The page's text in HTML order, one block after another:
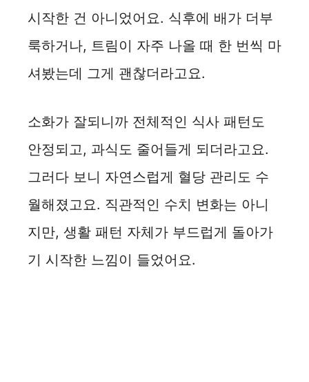
시작한 건 아니었어요. 식후에 배가 더부
룩하거나, 트림이 자주 나올 때 한 번씩 마
셔봤는데 그게 괜찮더라고요.
소화가 잘되니까 전체적인 식사 패턴도
안정되고, 과식도 줄어들게 되더라고요.
그러다 보니 자연스럽게 혈당 관리도 수
월해졌고요. 직관적인 수치 변화는 아니
지만, 생활 패턴 자체가 부드럽게 돌아가
기 시작한 느낌이 들었어요.